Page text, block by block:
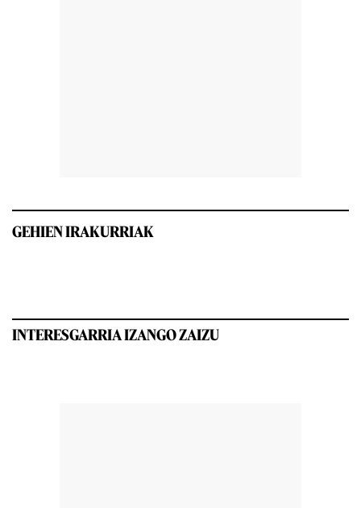
GEHIEN IRAKURRIAK
INTERESGARRIA IZANGO ZAIZU